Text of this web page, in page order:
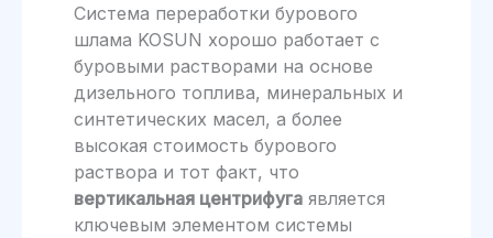
Система переработки бурового
шлама KOSUN хорошо работает с
буровыми растворами на основе
дизельного топлива, минеральных и
синтетических масел, а более
высокая стоимость бурового
раствора и тот факт, что
вертикальная центрифугаявляется
ключевым элементом системы